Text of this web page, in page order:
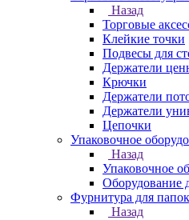
Назад
Торговые
Клейкие точки
Подвесы для
Держатели
Крючки
Держатели
Держатели
Цепочки
Упаковочное
Назад
Упаковочное
Оборудование
Фурнитура для
Назад